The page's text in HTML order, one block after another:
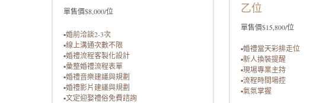
單售價$8,000/位
▪️婚前洽談2-3次
▪️線上溝通次數不限
▪️婚禮流程客製化設計
▪️彙整婚禮流程表單
▪️婚禮音樂建議與規劃
▪️婚禮影片建議與規劃
▪️文定迎娶禮俗免費諮詢
乙位
單售價$15,800/位
▪️婚禮當天彩排走位
▪️新人換裝提醒
▪️現場專業主持
▪️流程時間場控
▪️氣氛掌握